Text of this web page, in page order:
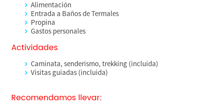
Alimentación
Entrada a Baños de Termales
Propina
Gastos personales
Actividades
Caminata, senderismo, trekking (incluida)
Visitas guiadas (incluida)
Recomendamos llevar: